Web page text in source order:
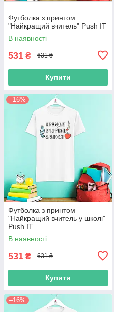
Футболка з принтом
"Найкращий вчитель" Push IT
В наявності
531 ₴ 631 ₴
Купити
–16%
Футболка з принтом
"Найкращий вчитель у школі"
Push IT
В наявності
531 ₴ 631 ₴
Купити
–16%